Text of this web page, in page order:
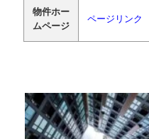
物件ホー
ムページ
ページリンク